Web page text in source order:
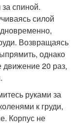
спиной.
силой
Возвращаясь
однако
движение 20 раз,
руками за
к груди,
Корпус не